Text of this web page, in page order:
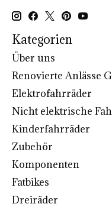
Kategorien
Über uns
Renovierte Anlässe
Elektrofahrräder
Nicht elektrische
Kinderfahrräder
Zubehör
Komponenten
Fatbikes
Dreiräder